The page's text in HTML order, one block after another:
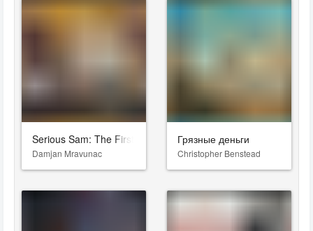
Serious Sam: The First Encounter
Damjan Mravunac
Грязные деньги
Christopher Benstead